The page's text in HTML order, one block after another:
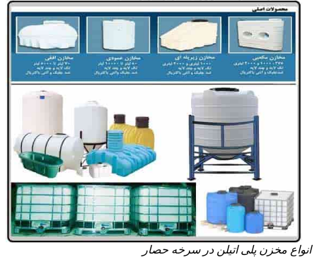
انواع مخزن پلی اتیلن در سرخه حصار